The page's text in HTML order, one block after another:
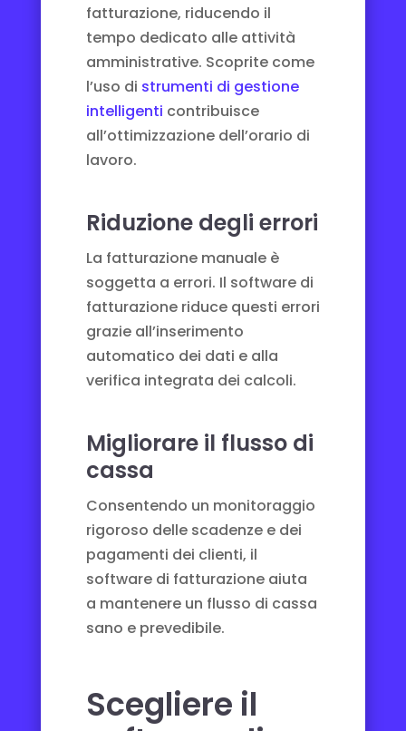
fatturazione, riducendo il
tempo dedicato alle attività
amministrative. Scoprite come
l’uso di strumenti di gestione
intelligenti contribuisce
all’ottimizzazione dell’orario di
lavoro.
Riduzione degli errori
La fatturazione manuale è
soggetta a errori. Il software di
fatturazione riduce questi errori
grazie all’inserimento
automatico dei dati e alla
verifica integrata dei calcoli.
Migliorare il flusso di
cassa
Consentendo un monitoraggio
rigoroso delle scadenze e dei
pagamenti dei clienti, il
software di fatturazione aiuta
a mantenere un flusso di cassa
sano e prevedibile.
Scegliere il